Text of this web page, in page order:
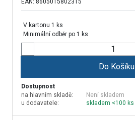
EAN: 8605015802315
V kartonu 1 ks
Minimální odběr po 1 ks
Do Košíku
Dostupnost
na hlavním skladě:
Není skladem
u dodavatele:
skladem <100 ks